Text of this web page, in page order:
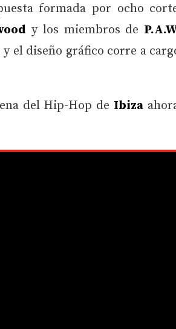
formada por ocho
y los miembros de
el diseño gráfico corre a
del Hip-Hop de Ibiza